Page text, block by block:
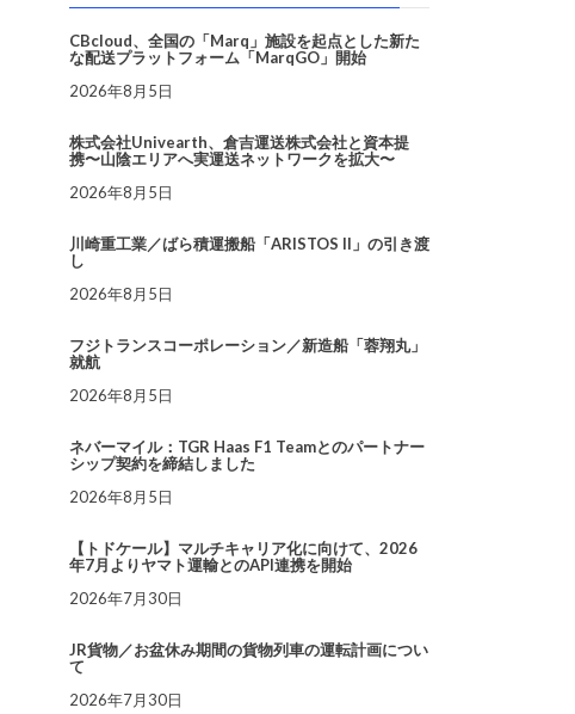
CBcloud、全国の「Marq」施設を起点とした新た
な配送プラットフォーム「MarqGO」開始
2026年8月5日
株式会社Univearth、倉吉運送株式会社と資本提
携〜山陰エリアへ実運送ネットワークを拡大〜
2026年8月5日
川崎重工業／ばら積運搬船「ARISTOS II」の引き渡
し
2026年8月5日
フジトランスコーポレーション／新造船「蓉翔丸」
就航
2026年8月5日
ネバーマイル：TGR Haas F1 Teamとのパートナー
シップ契約を締結しました
2026年8月5日
【トドケール】マルチキャリア化に向けて、2026
年7月よりヤマト運輸とのAPI連携を開始
2026年7月30日
JR貨物／お盆休み期間の貨物列車の運転計画につい
て
2026年7月30日